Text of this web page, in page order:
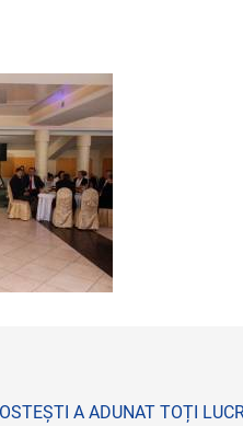
A ADUNAT TOȚI